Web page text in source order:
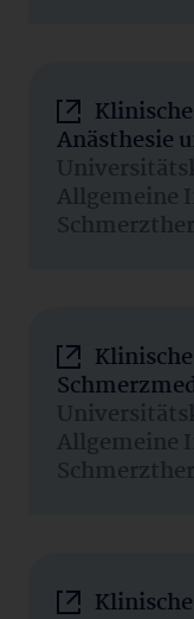
Anästhesie
Allgemeine
Allgemeine